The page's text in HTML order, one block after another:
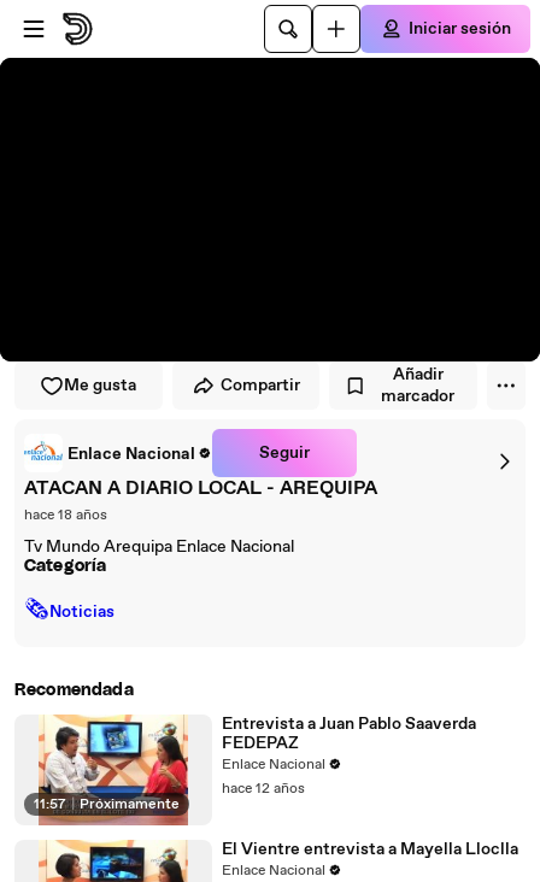
Saltar al reproductor
Saltar al contenido principal
Iniciar sesión
Me gusta Compartir
Añadir
marcador
Enlace Nacional Seguir
ATACAN A DIARIO LOCAL - AREQUIPA
hace 18 años
Tv Mundo Arequipa Enlace Nacional
Categoría
🗞Noticias
Recomendada
11:57 | Próximamente
Entrevista a Juan Pablo Saaverda
FEDEPAZ
Enlace Nacional
hace 12 años
El Vientre entrevista a Mayella Lloclla
Enlace Nacional